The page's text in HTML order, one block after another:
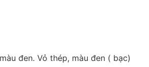
đen. Vỏ thép, màu đen ( bạc)